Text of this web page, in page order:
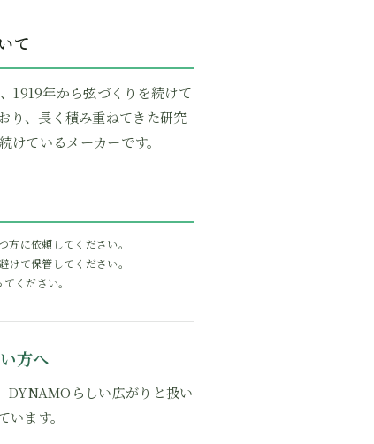
て
年から弦づくりを続けて
り、長く積み重ねてきた研究
ているメーカーです。
に依頼してください。
て保管してください。
ください。
方へ
DYNAMOらしい広がりと扱い
ます。